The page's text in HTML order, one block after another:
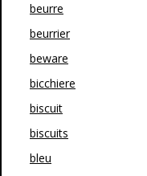
beurre
beurrier
beware
bicchiere
biscuit
biscuits
bleu